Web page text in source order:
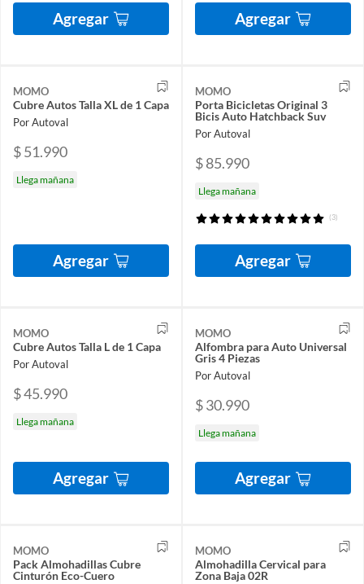
Agregar Agregar
MOMO
Cubre Autos Talla XL de 1 Capa
Por Autoval
$ 51.990
Llega mañana
Agregar
MOMO
Porta Bicicletas Original 3
Bicis Auto Hatchback Suv
Por Autoval
$ 85.990
Llega mañana
(3)
Agregar
MOMO
Cubre Autos Talla L de 1 Capa
Por Autoval
$ 45.990
Llega mañana
Agregar
MOMO
Alfombra para Auto Universal
Gris 4 Piezas
Por Autoval
$ 30.990
Llega mañana
Agregar
MOMO
Pack Almohadillas Cubre
Cinturón Eco-Cuero
MOMO
Almohadilla Cervical para
Zona Baja 02R